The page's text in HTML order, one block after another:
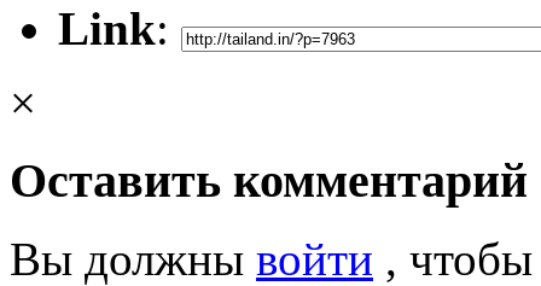
Link:
×
Оставить комментарий
Вы должны войти ,